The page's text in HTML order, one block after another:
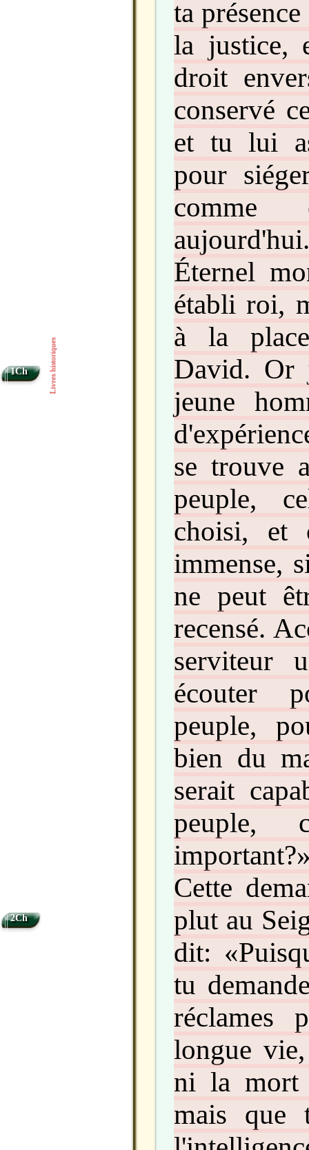
ta
la justice,
droit
conservé
et tu lui
pour
Éternel
établi roi,
à la
David. Or
jeune
se trouve
peuple,
choisi, et
immense,
ne peut
recensé.
serviteur
écouter
peuple,
bien du
serait
peuple,
Cette
plut au
dit:
tu
réclames
longue
ni la mort
mais que
1Ch
2Ch
Livres historiques